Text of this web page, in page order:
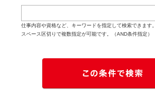
仕事内容や資格など、キーワードを指定して検索できます。
スペース区切りで複数指定が可能です。（AND条件指定）